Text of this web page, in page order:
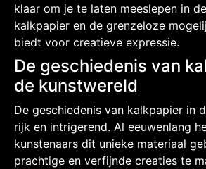
klaar om je te laten meeslepen in
kalkpapier en de grenzeloze
biedt voor creatieve expressie.
De geschiedenis van
de kunstwereld
De geschiedenis van kalkpapier in
rijk en intrigerend. Al eeuwenlang
kunstenaars dit unieke materiaal
prachtige en verfijnde creaties te